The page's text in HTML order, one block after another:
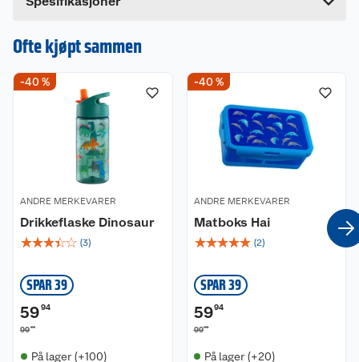
Ofte kjøpt sammen
-40 %
ANDRE MERKEVARER
Drikkeflaske Dinosaur
☆☆☆☆☆ (3)
SPAR 39
5994
9990
På lager (+100)
-40 %
ANDRE MERKEVARER
Matboks Hai
☆☆☆☆☆ (2)
SPAR 39
5994
9990
På lager (+20)